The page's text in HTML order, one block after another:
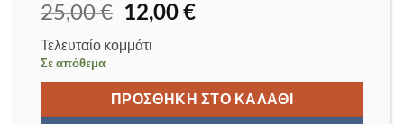
25,00€ Original
price
was:
25,00 €.
12,00€Η
είναι:
12,00 €.
Τελευταίο κομμάτι
Σε απόθεμα
ΠΡΟΣΘΉΚΗ ΣΤΟ ΚΑΛΆΘΙ